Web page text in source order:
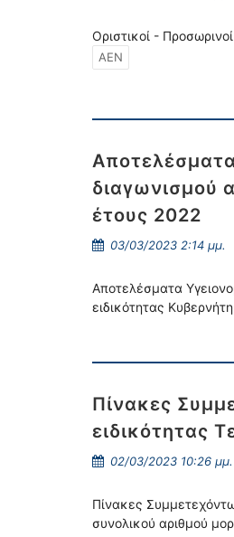
Οριστικοί -
ΑΕΝ
διαγωνισμού
έτους 2022
03/03/2023 2:14 μμ.
Αποτελέσματα
ειδικότητας
Πίνακες
ειδικότητας
02/03/2023 10:26 μμ.
Πίνακες
συνολικού αριθμού